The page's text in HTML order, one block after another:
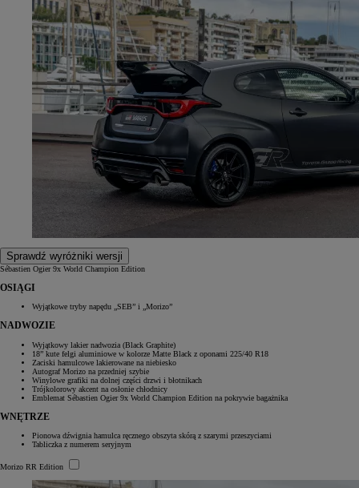
Sprawdź wyróżniki wersji
Sébastien Ogier 9x World Champion Edition
OSIĄGI
Wyjątkowe tryby napędu „SEB” i „Morizo”
NADWOZIE
Wyjątkowy lakier nadwozia (Black Graphite)
18” kute felgi aluminiowe w kolorze Matte Black z oponami 225/40 R18
Zaciski hamulcowe lakierowane na niebiesko
Autograf Morizo na przedniej szybie
Winylowe grafiki na dolnej części drzwi i błotnikach
Trójkolorowy akcent na osłonie chłodnicy
Emblemat Sébastien Ogier 9x World Champion Edition na pokrywie bagażnika
WNĘTRZE
Pionowa dźwignia hamulca ręcznego obszyta skórą z szarymi przeszyciami
Tabliczka z numerem seryjnym
Morizo RR Edition